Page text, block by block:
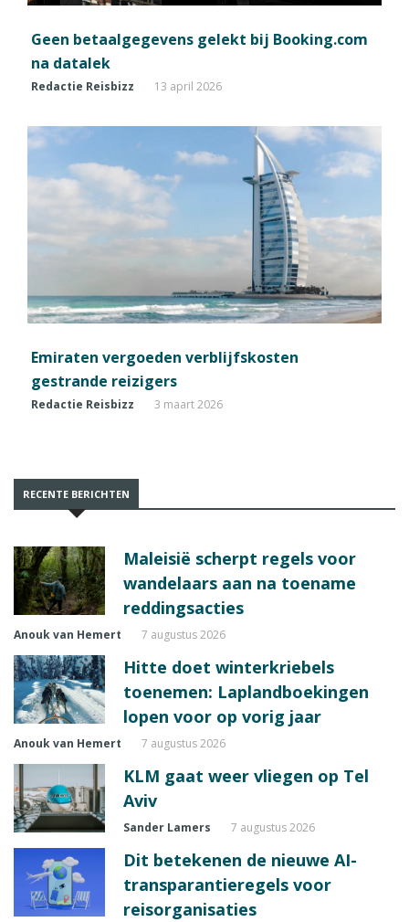
Geen betaalgegevens gelekt bij Booking.com
na datalek
Redactie Reisbizz 13 april 2026
Emiraten vergoeden verblijfskosten
gestrande reizigers
Redactie Reisbizz 3 maart 2026
RECENTE BERICHTEN
Maleisië scherpt regels voor
wandelaars aan na toename
reddingsacties
Anouk van Hemert 7 augustus 2026
Hitte doet winterkriebels
toenemen: Laplandboekingen
lopen voor op vorig jaar
Anouk van Hemert 7 augustus 2026
KLM gaat weer vliegen op Tel
Aviv
Sander Lamers 7 augustus 2026
Dit betekenen de nieuwe AI-
transparantieregels voor
reisorganisaties